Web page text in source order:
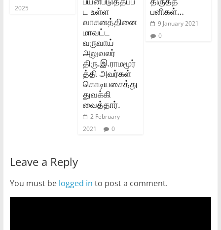
2025
ட உள்ள
வாகனத்தினை
மாவட்ட
வருவாய்‌
அலுவலர்‌
திரு.இ.ராமமூர்
த்தி அவர்கள்‌
கொடியசைத்து
துவக்கி
வைத்தார்‌.
2 February
2021
0
பனிகள்‌…
9 January 2021
0
Leave a Reply
You must be logged in to post a comment.